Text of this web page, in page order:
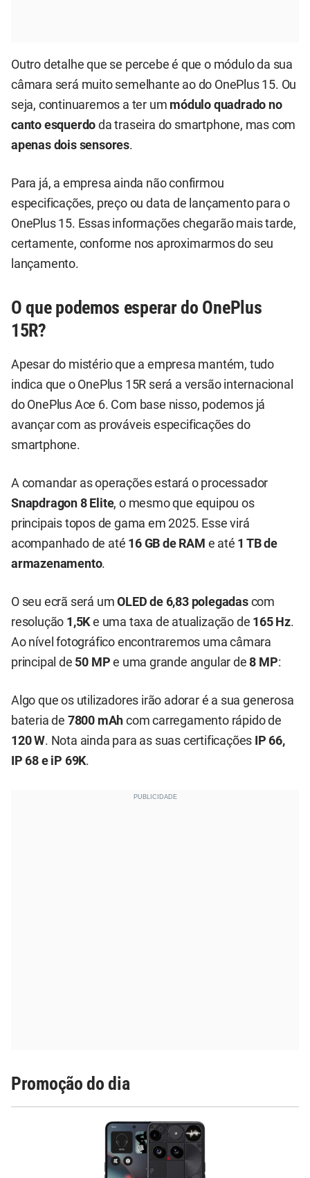
Outro detalhe que se percebe é que o módulo da sua
câmara será muito semelhante ao do OnePlus 15. Ou
seja, continuaremos a ter um módulo quadrado no
canto esquerdo da traseira do smartphone, mas com
apenas dois sensores.
Para já, a empresa ainda não confirmou
especificações, preço ou data de lançamento para o
OnePlus 15. Essas informações chegarão mais tarde,
certamente, conforme nos aproximarmos do seu
lançamento.
O que podemos esperar do OnePlus
15R?
Apesar do mistério que a empresa mantém, tudo
indica que o OnePlus 15R será a versão internacional
do OnePlus Ace 6. Com base nisso, podemos já
avançar com as prováveis especificações do
smartphone.
A comandar as operações estará o processador
Snapdragon 8 Elite, o mesmo que equipou os
principais topos de gama em 2025. Esse virá
acompanhado de até 16 GB de RAM e até 1 TB de
armazenamento.
O seu ecrã será umOLED de 6,83 polegadascom
resolução 1,5Ke uma taxa de atualização de 165 Hz.
Ao nível fotográfico encontraremos uma câmara
principal de 50 MP e uma grande angular de8 MP:
Algo que os utilizadores irão adorar é a sua generosa
bateria de 7800 mAh com carregamento rápido de
120 W. Nota ainda para as suas certificações IP 66,
IP 68 e iP 69K.
Promoção do dia